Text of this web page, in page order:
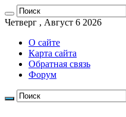
Четверг , Август 6 2026
О сайте
Карта сайта
Обратная связь
Форум